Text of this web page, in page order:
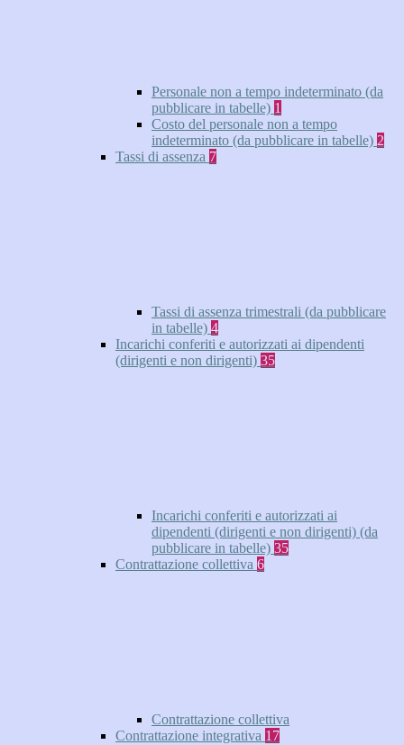
Personale non a tempo indeterminato (da
pubblicare in tabelle) 1
Costo del personale non a tempo
indeterminato (da pubblicare in tabelle) 2
Tassi di assenza 7
Tassi di assenza trimestrali (da pubblicare
in tabelle) 4
Incarichi conferiti e autorizzati ai dipendenti
(dirigenti e non dirigenti) 35
Incarichi conferiti e autorizzati ai
dipendenti (dirigenti e non dirigenti) (da
pubblicare in tabelle) 35
Contrattazione collettiva 6
Contrattazione collettiva
Contrattazione integrativa 17